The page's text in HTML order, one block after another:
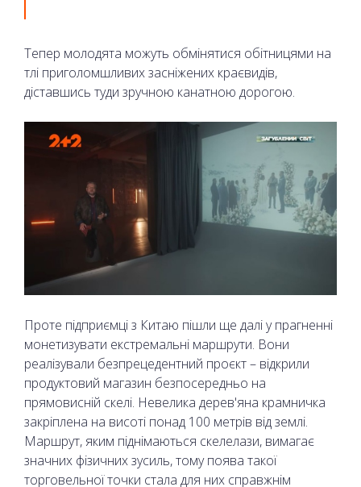
Тепер молодята можуть обмінятися обітницями на
тлі приголомшливих засніжених краєвидів,
діставшись туди зручною канатною дорогою.
Проте підприємці з Китаю пішли ще далі у прагненні
монетизувати екстремальні маршрути. Вони
реалізували безпрецедентний проєкт – відкрили
продуктовий магазин безпосередньо на
прямовисній скелі. Невелика дерев'яна крамничка
закріплена на висоті понад 100 метрів від землі.
Маршрут, яким піднімаються скелелази, вимагає
значних фізичних зусиль, тому поява такої
торговельної точки стала для них справжнім